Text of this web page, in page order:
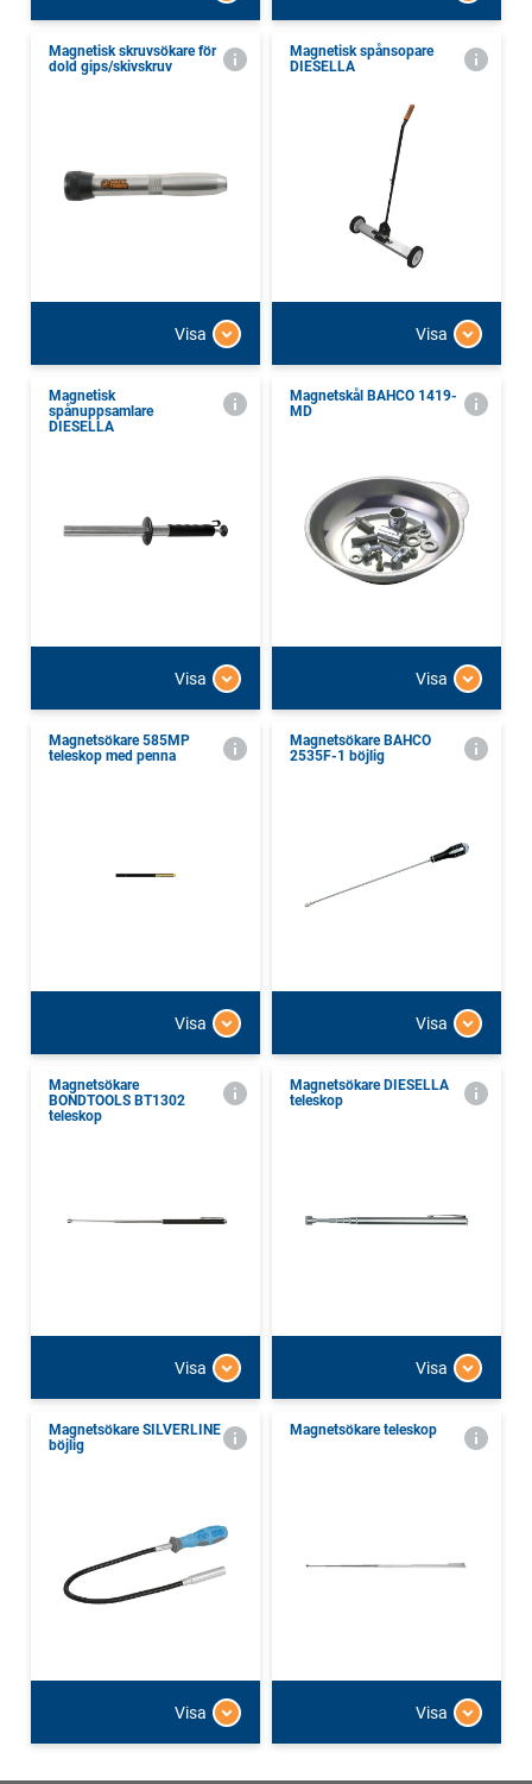
Magnetisk skruvsökare för
dold gips/skivskruv
Visa
Magnetisk spånsopare
DIESELLA
Visa
Magnetisk
spånuppsamlare
DIESELLA
Visa
Magnetskål BAHCO 1419-
MD
Visa
Magnetsökare 585MP
teleskop med penna
Visa
Magnetsökare BAHCO
2535F-1 böjlig
Visa
Magnetsökare
BONDTOOLS BT1302
teleskop
Visa
Magnetsökare DIESELLA
teleskop
Visa
Magnetsökare SILVERLINE
böjlig
Visa
Magnetsökare teleskop
Visa